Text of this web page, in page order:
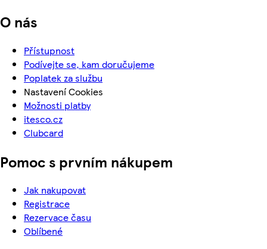
O nás
Přístupnost
Podívejte se, kam doručujeme
Poplatek za službu
Nastavení Cookies
Možnosti platby
itesco.cz
Clubcard
Pomoc s prvním nákupem
Jak nakupovat
Registrace
Rezervace času
Oblíbené